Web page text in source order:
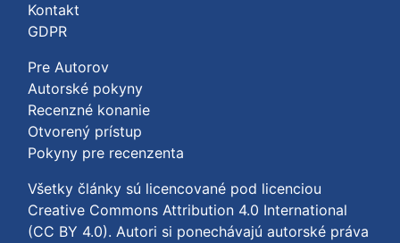
Kontakt
GDPR
Pre Autorov
Autorské pokyny
Recenzné konanie
Otvorený prístup
Pokyny pre recenzenta
Všetky články sú licencované pod licenciou
Creative Commons Attribution 4.0 International
(CC BY 4.0). Autori si ponechávajú autorské práva